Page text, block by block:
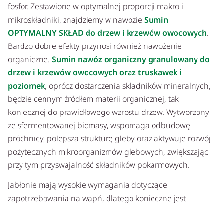
fosfor. Zestawione w optymalnej proporcji makro i
mikroskładniki, znajdziemy w nawozie Sumin
OPTYMALNY SKŁAD do drzew i krzewów owocowych.
Bardzo dobre efekty przynosi również nawożenie
organiczne. Sumin nawóz organiczny granulowany do
drzew i krzewów owocowych oraz truskawek i
poziomek, oprócz dostarczenia składników mineralnych,
będzie cennym źródłem materii organicznej, tak
koniecznej do prawidłowego wzrostu drzew. Wytworzony
ze sfermentowanej biomasy, wspomaga odbudowę
próchnicy, polepsza strukturę gleby oraz aktywuje rozwój
pożytecznych mikroorganizmów glebowych, zwiększając
przy tym przyswajalność składników pokarmowych.
Jabłonie mają wysokie wymagania dotyczące
zapotrzebowania na wapń, dlatego konieczne jest